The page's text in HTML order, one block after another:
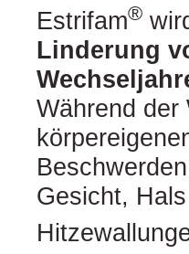
Estrifam®
Linderung
Während der
Gesicht,